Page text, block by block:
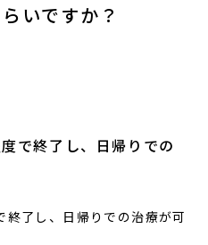
いですか？
で終了し、日帰りでの
了し、日帰りでの治療が可